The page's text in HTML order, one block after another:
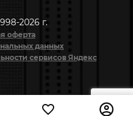
2026 г.
оферта
данных
сервисов Яндекс